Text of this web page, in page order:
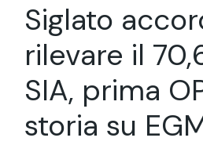
Siglato
rilevare il
SIA, prima
storia su